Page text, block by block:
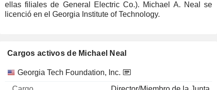
ellas filiales de General Electric Co.). Michael A. Neal se
licenció en el Georgia Institute of Technology.
Cargos activos de Michael Neal
Empresas Cargo Inicio
Georgia Tech Foundation, Inc.